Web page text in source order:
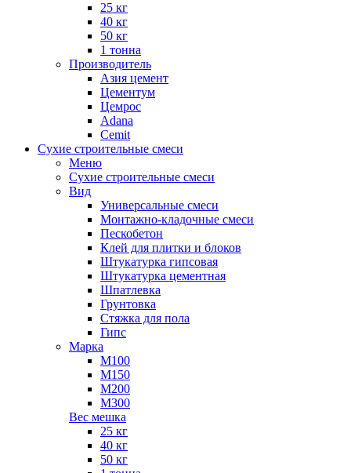
25 кг
40 кг
50 кг
1 тонна
Производитель
Азия цемент
Цементум
Цемрос
Adana
Cemit
Сухие строительные смеси
Меню
Сухие строительные смеси
Вид
Универсальные смеси
Монтажно-кладочные смеси
Пескобетон
Клей для плитки и блоков
Штукатурка гипсовая
Штукатурка цементная
Шпатлевка
Грунтовка
Стяжка для пола
Гипс
Марка
М100
М150
М200
М300
Вес мешка
25 кг
40 кг
50 кг